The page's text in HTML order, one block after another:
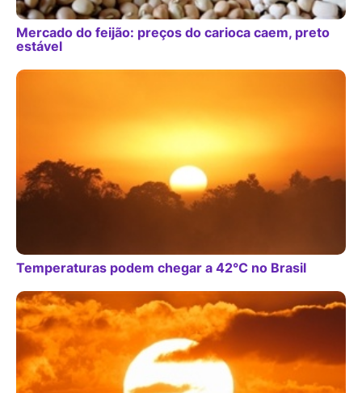
Mercado do feijão: preços do carioca caem, preto
estável
Temperaturas podem chegar a 42°C no Brasil